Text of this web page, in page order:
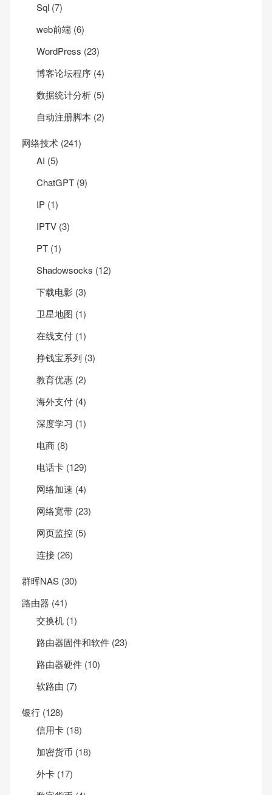
Sql (7)
web前端 (6)
WordPress (23)
博客论坛程序 (4)
数据统计分析 (5)
自动注册脚本 (2)
网络技术 (241)
AI (5)
ChatGPT (9)
IP (1)
IPTV (3)
PT (1)
Shadowsocks (12)
下载电影 (3)
卫星地图 (1)
在线支付 (1)
挣钱宝系列 (3)
教育优惠 (2)
海外支付 (4)
深度学习 (1)
电商 (8)
电话卡 (129)
网络加速 (4)
网络宽带 (23)
网页监控 (5)
连接 (26)
群晖NAS (30)
路由器 (41)
交换机 (1)
路由器固件和软件 (23)
路由器硬件 (10)
软路由 (7)
银行 (128)
信用卡 (18)
加密货币 (18)
外卡 (17)